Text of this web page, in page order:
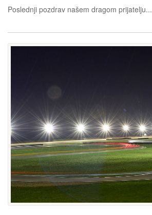
Poslednji pozdrav našem dragom prijatelju...